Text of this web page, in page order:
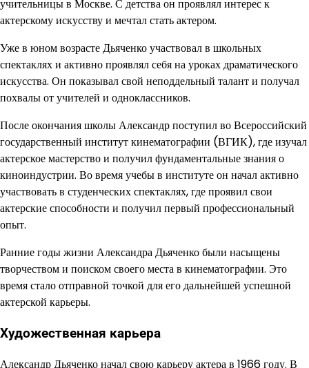
учительницы в Москве. С детства он проявлял интерес к
актерскому искусству и мечтал стать актером.
Уже в юном возрасте Дьяченко участвовал в школьных
спектаклях и активно проявлял себя на уроках драматического
искусства. Он показывал свой неподдельный талант и получал
похвалы от учителей и одноклассников.
После окончания школы Александр поступил во Всероссийский
государственный институт кинематографии (ВГИК), где изучал
актерское мастерство и получил фундаментальные знания о
киноиндустрии. Во время учебы в институте он начал активно
участвовать в студенческих спектаклях, где проявил свои
актерские способности и получил первый профессиональный
опыт.
Ранние годы жизни Александра Дьяченко были насыщены
творчеством и поиском своего места в кинематографии. Это
время стало отправной точкой для его дальнейшей успешной
актерской карьеры.
Художественная карьера
Александр Дьяченко начал свою карьеру актера в 1966 году. В